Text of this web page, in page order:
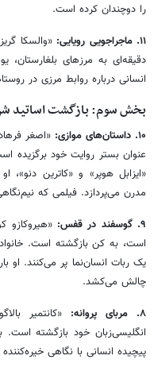
را دوچندان کرده است.
۱۱. ماجراجویی رویایی:
دقیقه‌ای به مرزهای بلغارستان،
انسانی درباره روابط مرزی در
بخش سوم: بازگشت اساتید
۱۰. داستان‌های موازی:
«اصغر
عنوان بستر روایت خود برگزیده
«ایزابل هوپر» و «کاترین دنو»،
مدرن می‌پردازد. فیلمی که
۹. گوسفند در قفس:
«هیروکازو
است، به کن بازگشته است.
یک ربات انسان‌نما پر می‌کنند. او
چالش می‌کشد.
۸. مربای پروانه:
«کانتمیر
انگلیسی‌زبان خود بازگشته است.
پیچیده انسانی با نگاهی خیره‌کننده